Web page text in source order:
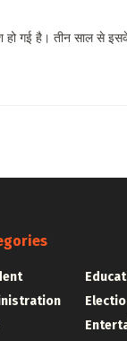
हो गई है। तीन साल से